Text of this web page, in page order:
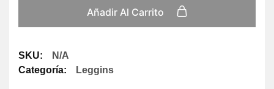
Añadir Al Carrito
SKU:
N/A
Categoría:
Leggins